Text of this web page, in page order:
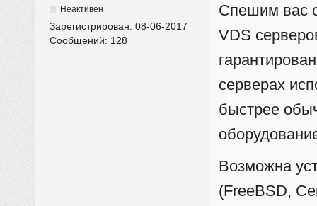
Неактивен
Зарегистрирован:08-06-2017
Сообщений: 128
Спешим вас
VDS
серверах
быстрее
Возможна
(FreeBSD,